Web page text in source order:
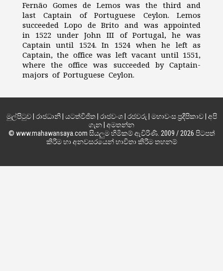
Fernão Gomes de Lemos was the third and
last Captain of Portuguese Ceylon. Lemos
succeeded Lopo de Brito and was appointed
in 1522 under John III of Portugal, he was
Captain until 1524. In 1524 when he left as
Captain, the office was left vacant until 1551,
where the office was succeeded by Captain-
majors of Portuguese Ceylon.
මුල්පිටුව| රාජධානි| යටත්විජිත| රාජවංශ| රජවරු මහාවංස ප්‍රදීපිකාව| අපි
ගැන අමතන්න
© www.mahawansaya.com සියලුම හිමිකම් ඇවිරිණි. 2009 / 2026 පිටපත්
කිරීම හා අනවසරයෙන් භාවිතා කිරීම තහනම්